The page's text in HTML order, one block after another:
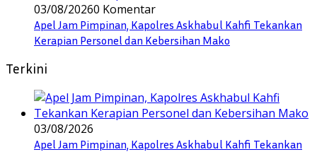
03/08/20260 Komentar
Apel Jam Pimpinan, Kapolres Askhabul Kahfi Tekankan
Kerapian Personel dan Kebersihan Mako
Terkini
03/08/2026
Apel Jam Pimpinan, Kapolres Askhabul Kahfi Tekankan